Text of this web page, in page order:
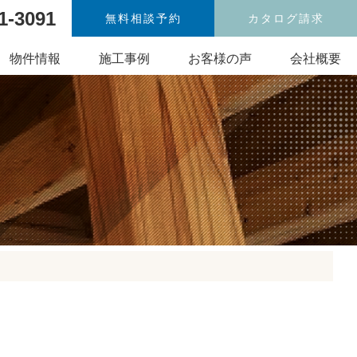
3091 無料相談予約 カタログ請求
物件情報 施工事例 お客様の声 会社概要